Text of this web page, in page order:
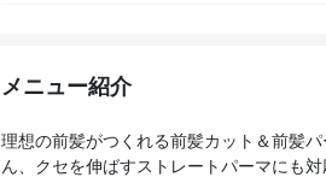
メニュー紹介
理想の前髪がつくれる前髪カット＆前髪
ん、クセを伸ばすストレートパーマにも対